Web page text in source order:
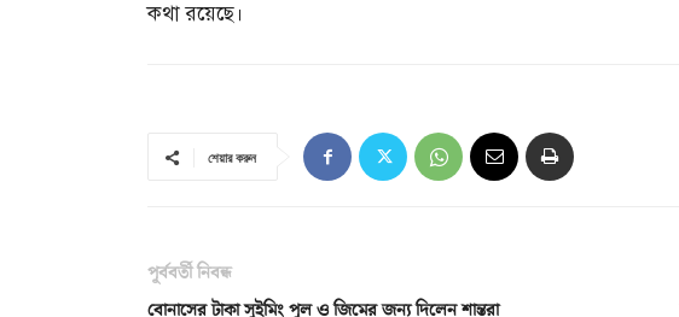
কথা রয়েছে।
শেয়ার করুন
পূর্ববর্তী নিবন্ধ
বোনাসের টাকা সুইমিং পুল ও জিমের জন্য দিলেন শান্তরা